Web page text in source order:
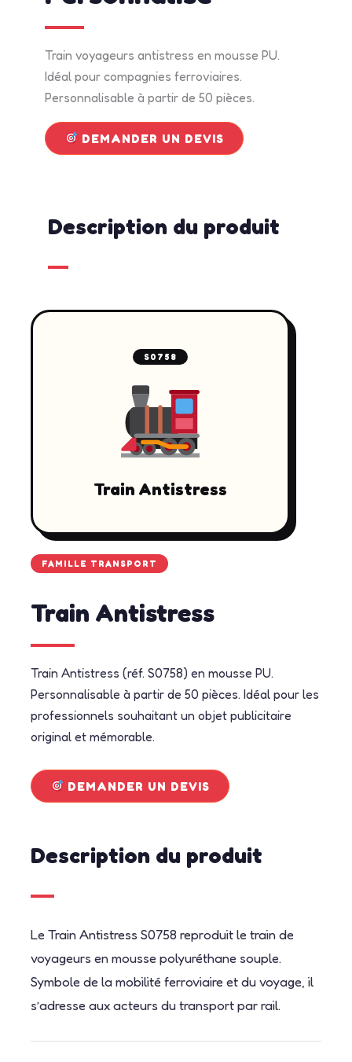
Train voyageurs antistress en mousse PU.
Idéal pour compagnies ferroviaires.
Personnalisable à partir de 50 pièces.
DEMANDER UN DEVIS
Description du produit
S0758
Train Antistress
FAMILLE TRANSPORT
Train Antistress
Train Antistress (réf. S0758) en mousse PU.
Personnalisable à partir de 50 pièces. Idéal pour les
professionnels souhaitant un objet publicitaire
original et mémorable.
DEMANDER UN DEVIS
Description du produit
Le Train Antistress S0758 reproduit le train de
voyageurs en mousse polyuréthane souple.
Symbole de la mobilité ferroviaire et du voyage, il
s’adresse aux acteurs du transport par rail.